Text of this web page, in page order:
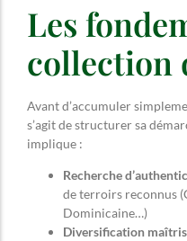
Les
collection
Avant d’accumuler
s’agit de structurer sa
implique :
Recherche
de terroirs reconnus
Dominicaine…)
Diversification